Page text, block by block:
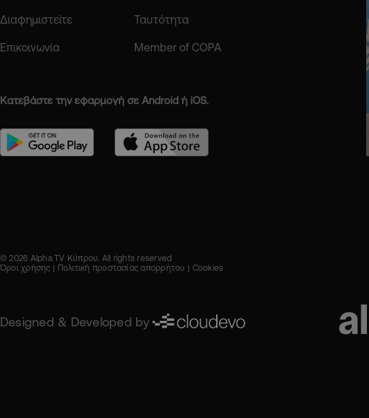
Διαφημιστείτε Ταυτότητα
Επικοινωνία Member of COPA
Κατεβάστε την εφαρμογή σε Android ή iOS.
© 2026 Alpha TV Κύπρου. All rights reserved
Όροι χρήσης
Πολιτική προστασίας απορρήτου Cookies
Designed & Developed by